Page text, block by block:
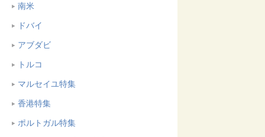
南米
ドバイ
アブダビ
トルコ
マルセイユ特集
香港特集
ポルトガル特集